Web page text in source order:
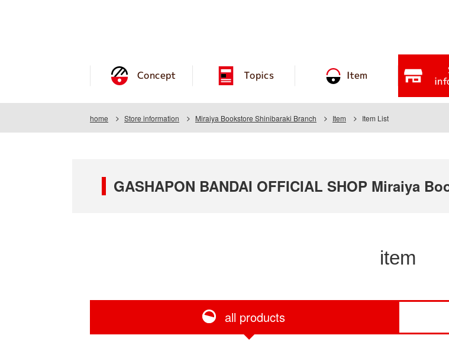
Concept Topics Item
home Store information Miraiya Bookstore Shinibaraki Branch Item Item List
GASHAPON BANDAI OFFICIAL SHOP Miraiya
item
all products